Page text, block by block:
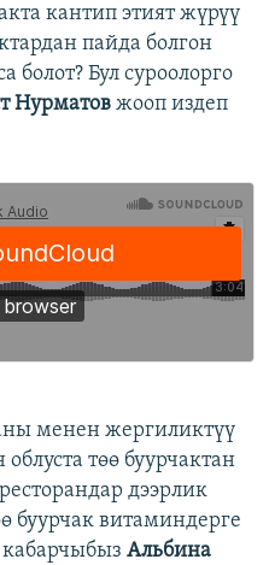
кантип этият жүрүү
пайда болгон
болот? Бул суроолорго
Нурматов жооп издеп
менен жергиликтүү
төө буурчактан
дээрлик
буурчак витаминдерге
Альбина